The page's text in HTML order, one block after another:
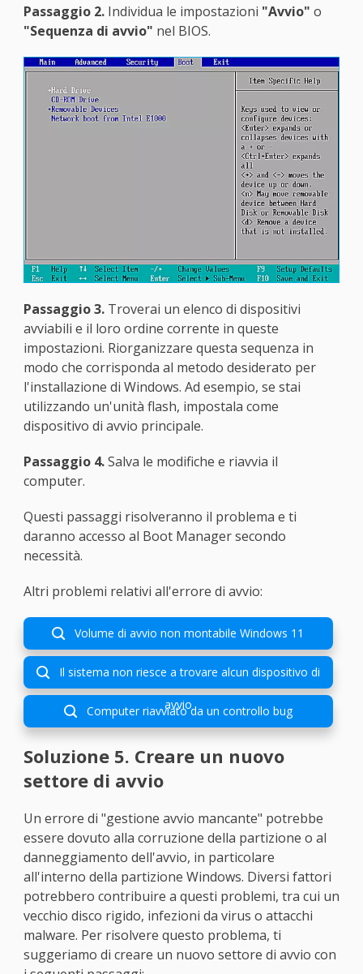
Passaggio 2.Individua le impostazioni "Avvio" o
"Sequenza di avvio" nel BIOS.
Passaggio 3.Troverai un elenco di dispositivi
avviabili e il loro ordine corrente in queste
impostazioni. Riorganizzare questa sequenza in
modo che corrisponda al metodo desiderato per
l'installazione di Windows. Ad esempio, se stai
utilizzando un'unità flash, impostala come
dispositivo di avvio principale.
Passaggio 4.Salva le modifiche e riavvia il
computer.
Questi passaggi risolveranno il problema e ti
daranno accesso al Boot Manager secondo
necessità.
Altri problemi relativi all'errore di avvio:
 Volume di avvio non montabile Windows 11
 Il sistema non riesce a trovare alcun dispositivo di
avvio
 Computer riavviato da un controllo bug
Soluzione 5. Creare un nuovo
settore di avvio
Un errore di "gestione avvio mancante" potrebbe
essere dovuto alla corruzione della partizione o al
danneggiamento dell'avvio, in particolare
all'interno della partizione Windows. Diversi fattori
potrebbero contribuire a questi problemi, tra cui un
vecchio disco rigido, infezioni da virus o attacchi
malware. Per risolvere questo problema, ti
suggeriamo di creare un nuovo settore di avvio con